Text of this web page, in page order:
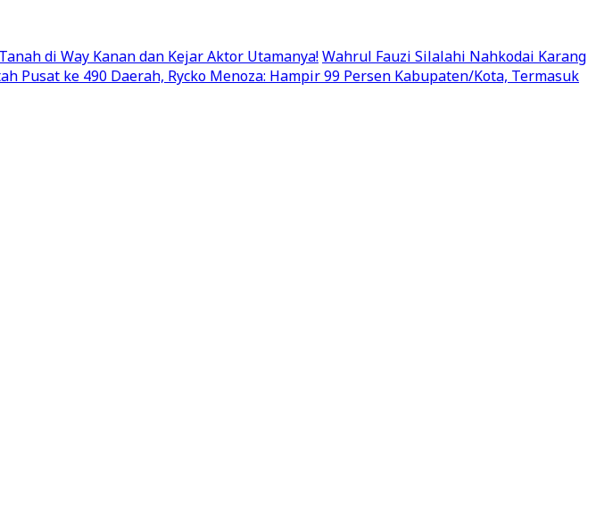
di Way Kanan dan Kejar Aktor Utamanya!Wahrul Fauzi Silalahi Nahkodai Karang
Pusat ke 490 Daerah, Rycko Menoza: Hampir 99 Persen Kabupaten/Kota, Termasuk